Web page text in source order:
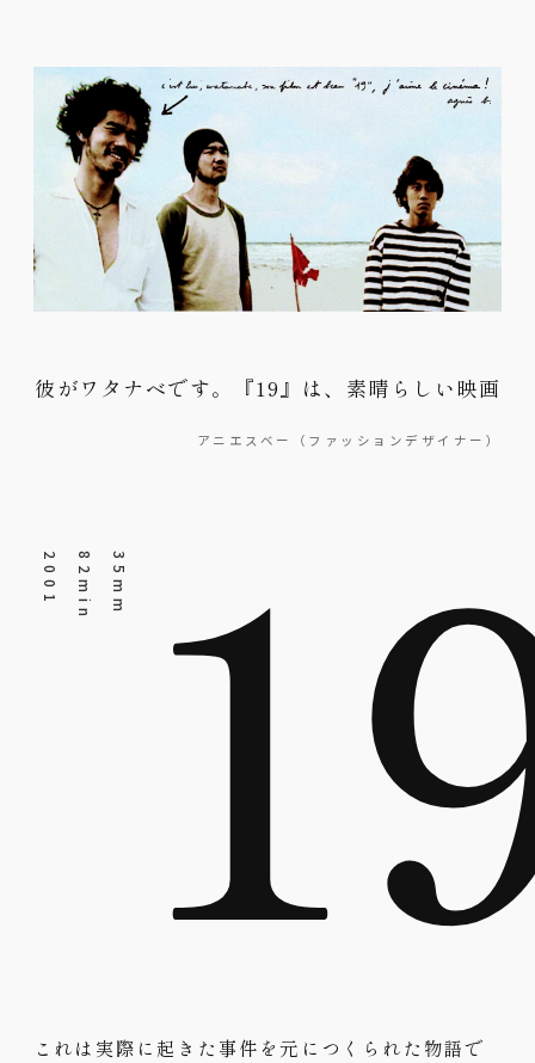
彼がワタナベです。『19』は、素晴らしい映画
アニエスベー（ファッションデザイナー）
3
5
m
m
8
2
m
i
n
2
0
0
1
これは実際に起きた事件を元につくられた物語で